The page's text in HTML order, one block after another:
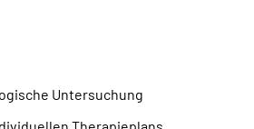
Untersuchung